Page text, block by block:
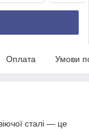
Оплата Умови
сталі — це